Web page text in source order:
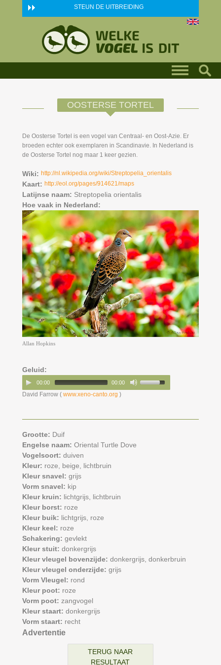
Skip to main content STEUN DE UITBREIDING
OOSTERSE TORTEL
De Oosterse Tortel is een vogel van Centraal- en Oost-Azie. Er
broeden echter ook exemplaren in Scandinavie. In Nederland is
de Oosterse Tortel nog maar 1 keer gezien.
Wiki: http://nl.wikipedia.org/wiki/Streptopelia_orientalis
Kaart: http://eol.org/pages/914621/maps
Latijnse naam: Streptopelia orientalis
Hoe vaak in Nederland:
Allan Hopkins
Geluid:
00:00 00:00
David Farrow ( www.xeno-canto.org )
Grootte: Duif
Engelse naam: Oriental Turtle Dove
Vogelsoort: duiven
Kleur: roze, beige,
lichtbruin
Kleur snavel: grijs
Vorm snavel: kip
Kleur kruin: lichtgrijs, lichtbruin
Kleur borst: roze
Kleur buik: lichtgrijs, roze
Kleur keel: roze
Schakering: gevlekt
Kleur stuit: donkergrijs
Kleur vleugel bovenzijde: donkergrijs, donkerbruin
Kleur vleugel onderzijde: grijs
Vorm Vleugel: rond
Kleur poot: roze
Vorm poot: zangvogel
Kleur staart: donkergrijs
Vorm staart: recht
Advertentie
TERUG NAAR
RESULTAAT